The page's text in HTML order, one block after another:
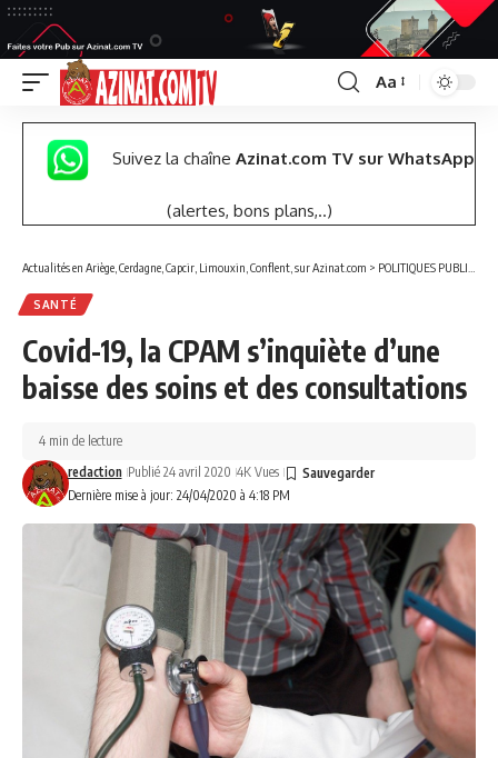
Font
Resizer
Aa
Suivez la chaîne Azinat.com TV sur WhatsApp
(alertes, bons plans,..)
Actualités en Ariège, Cerdagne, Capcir, Limouxin, Conflent, sur Azinat.com > POLITIQUES PUBLIQUES
SANTÉ
Covid-19, la CPAM s’inquiète d’une
baisse des soins et des consultations
Dernière mise à jour: 24/04/2020 à 4:18 PM
redaction Publié 24 avril 2020 4K Vues
4 min de lecture